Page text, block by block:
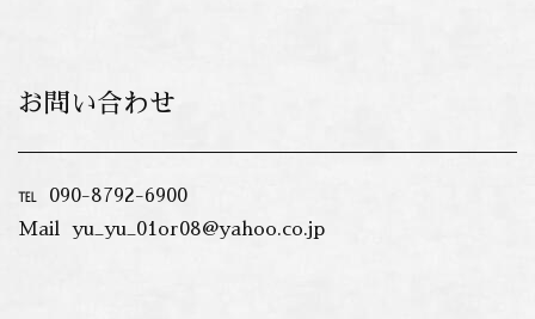
お問い合わせ
℡ 090-8792-6900
Mail yu_yu_01or08@yahoo.co.jp